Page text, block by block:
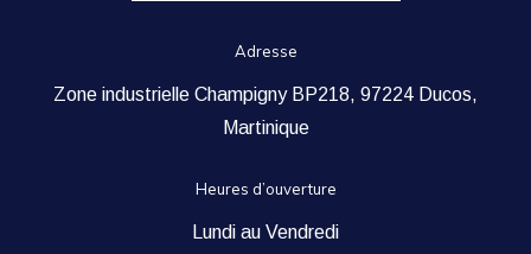
Adresse
Zone industrielle Champigny BP218, 97224 Ducos,
Martinique
Heures d’ouverture
Lundi au Vendredi